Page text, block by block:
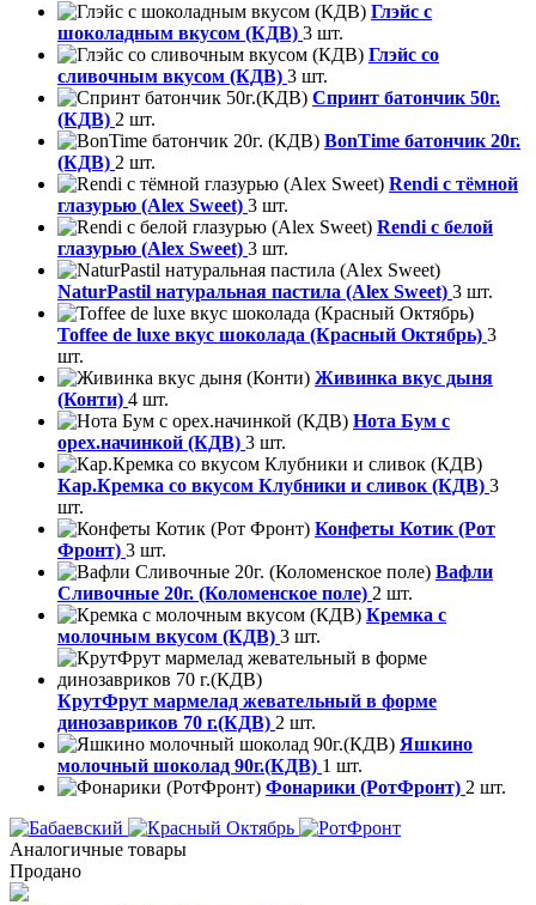
Глэйс с
шоколадным вкусом (КДВ) 3 шт.
Глэйс со
сливочным вкусом (КДВ) 3 шт.
Спринт батончик 50г.
(КДВ) 2 шт.
BonTime батончик 20г.
(КДВ) 2 шт.
Rendi с тёмной
глазурью (Alex Sweet) 3 шт.
Rendi с белой
глазурью (Alex Sweet) 3 шт.
NaturPastil натуральная пастила (Alex Sweet) 3 шт.
Toffee de luxe вкус шоколада (Красный Октябрь) 3
шт.
Живинка вкус дыня
(Конти) 4 шт.
Нота Бум с
орех.начинкой (КДВ) 3 шт.
Кар.Кремка со вкусом Клубники и сливок (КДВ) 3
шт.
Конфеты Котик (Рот
Фронт) 3 шт.
Вафли
Сливочные 20г. (Коломенское поле) 2 шт.
Кремка с
молочным вкусом (КДВ) 3 шт.
КрутФрут мармелад жевательный в форме
динозавриков 70 г.(КДВ) 2 шт.
Яшкино
молочный шоколад 90г.(КДВ) 1 шт.
Фонарики (РотФронт) 2 шт.
Аналогичные товары
Продано